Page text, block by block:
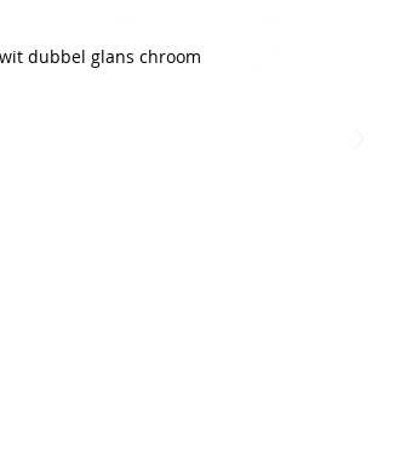
dubbel glans chroom